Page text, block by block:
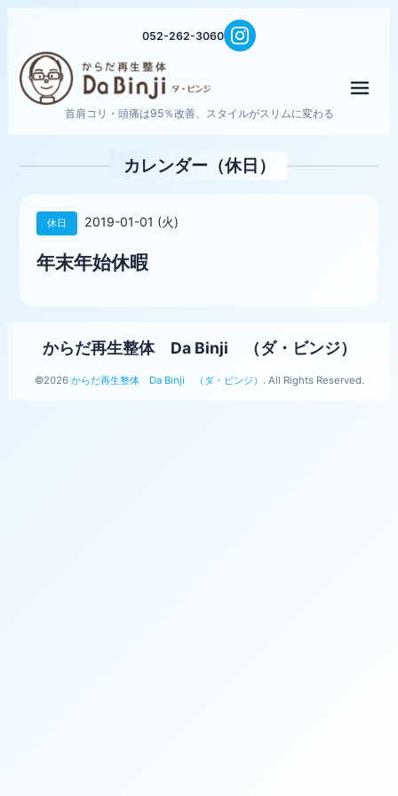
052-262-3060
首肩コリ・頭痛は95％改善、スタイルがスリムに変わる
カレンダー（休日）
休日 2019-01-01 (火)
年末年始休暇
からだ再生整体 Da Binji （ダ・ビンジ）
©2026 からだ再生整体 Da Binji （ダ・ビンジ） . All Rights Reserved.